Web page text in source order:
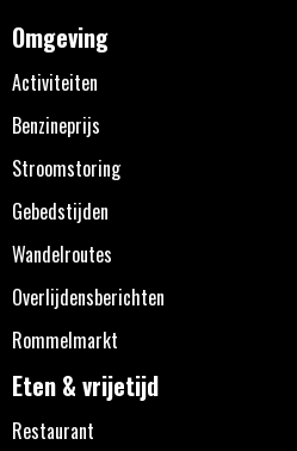
Omgeving
Activiteiten
Benzineprijs
Stroomstoring
Gebedstijden
Wandelroutes
Overlijdensberichten
Rommelmarkt
Eten & vrijetijd
Restaurant